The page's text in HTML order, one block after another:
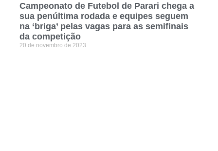
Campeonato de Futebol de Parari chega a
sua penúltima rodada e equipes seguem
na ‘briga’ pelas vagas para as semifinais
da competição
20 de novembro de 2023